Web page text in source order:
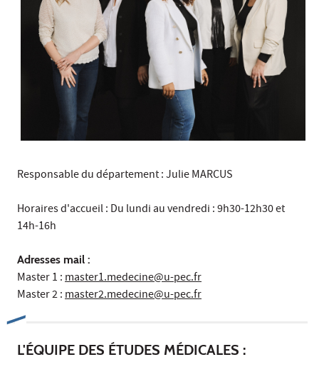
Responsable du département : Julie MARCUS
Horaires d'accueil : Du lundi au vendredi : 9h30-12h30 et
14h-16h
Adresses mail :
Master 1 :master1.medecine@u-pec.fr
Master 2 :master2.medecine@u-pec.fr
L'ÉQUIPE DES ÉTUDES MÉDICALES :